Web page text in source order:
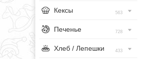
Кексы 563
Печенье 728
Хлеб / Лепешки 433